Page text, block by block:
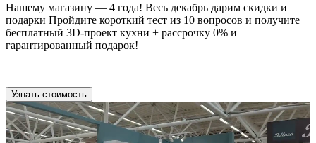
Нашему магазину — 4 года! Весь декабрь дарим скидки и
подарки Пройдите короткий тест из 10 вопросов и получите
бесплатный 3D-проект кухни + рассрочку 0% и
гарантированный подарок!
Узнать стоимость